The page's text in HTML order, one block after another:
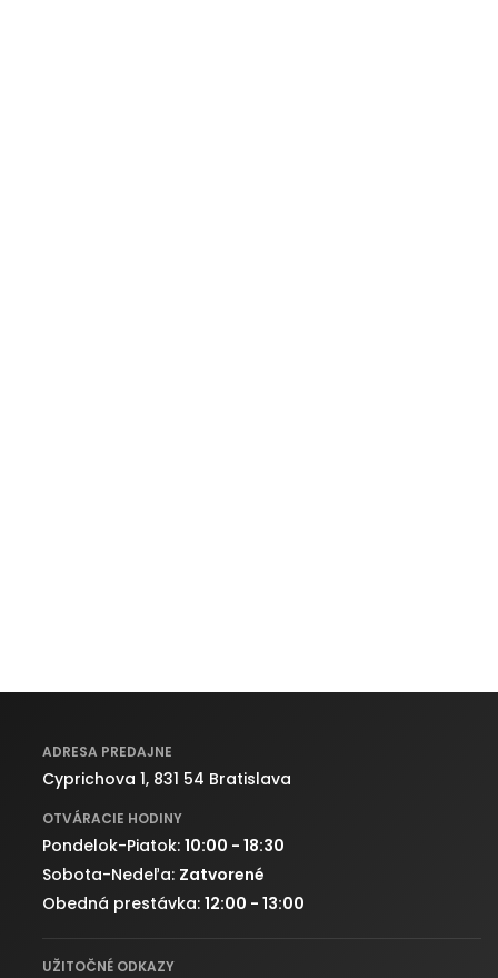
ADRESA PREDAJNE
Cyprichova 1, 831 54 Bratislava
OTVÁRACIE HODINY
Pondelok-Piatok: 10:00 - 18:30
Sobota-Nedeľa: Zatvorené
Obedná prestávka: 12:00 - 13:00
UŽITOČNÉ ODKAZY